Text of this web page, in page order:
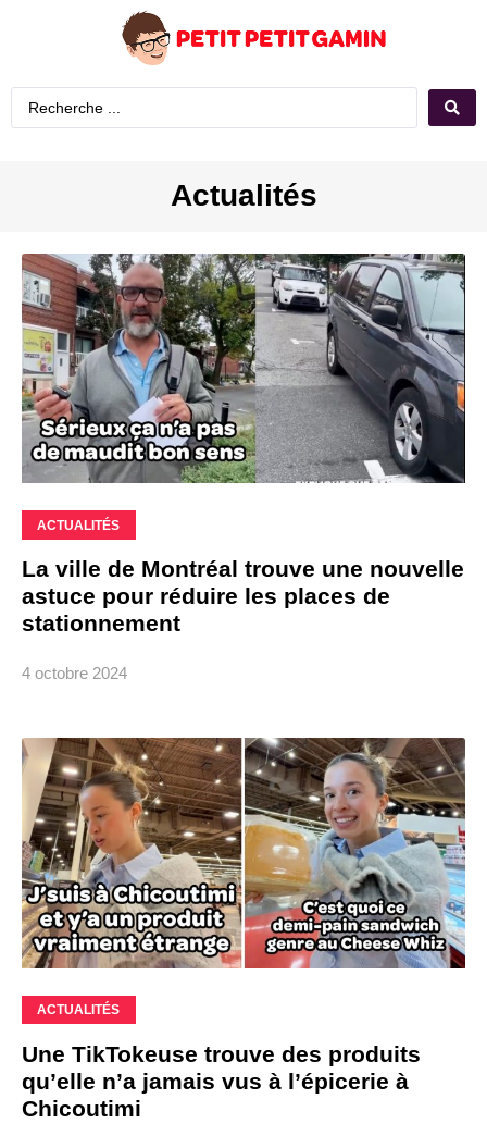
Actualités
ACTUALITÉS
La ville de Montréal trouve une nouvelle
astuce pour réduire les places de
stationnement
4 octobre 2024
ACTUALITÉS
Une TikTokeuse trouve des produits
qu’elle n’a jamais vus à l’épicerie à
Chicoutimi